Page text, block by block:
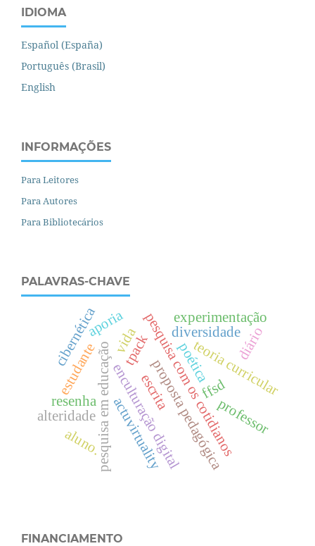
IDIOMA
Español (España)
Português (Brasil)
English
INFORMAÇÕES
Para Leitores
Para Autores
Para Bibliotecários
PALAVRAS-CHAVE
proposta pedagógica
enculturação digital
pesquisa em educação escrita
pesquisa com os cotidianos
diversidade
tpack
alteridade
poética
teoria curricular
ffsd
vida
experimentação
professor
aluno.
resenha
estudante diário
actuvirtuality
aporia
cibernética
FINANCIAMENTO